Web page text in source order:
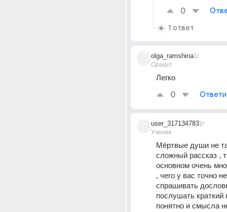
0
1 ответ
olga_ramshina
Оракул
1г
Легко
0
user_317134783
Ученик
1г
Мёртвые души не
сложный рассказ ,
основном очень
, чего у вас точно
спрашивать
послушать краткий
понятно и смысла